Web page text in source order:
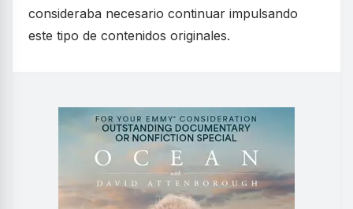
consideraba necesario continuar impulsando
este tipo de contenidos originales.